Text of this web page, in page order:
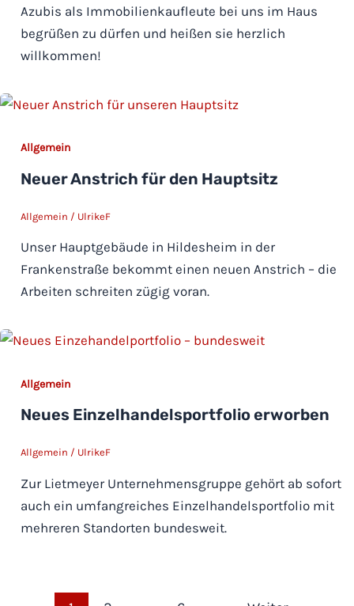
Azubis als Immobilienkaufleute bei uns im Haus
begrüßen zu dürfen und heißen sie herzlich
willkommen!
Allgemein
Neuer Anstrich für den Hauptsitz
Allgemein / UlrikeF
Unser Hauptgebäude in Hildesheim in der
Frankenstraße bekommt einen neuen Anstrich – die
Arbeiten schreiten zügig voran.
Allgemein
Neues Einzelhandelsportfolio erworben
Allgemein / UlrikeF
Zur Lietmeyer Unternehmensgruppe gehört ab sofort
auch ein umfangreiches Einzelhandelsportfolio mit
mehreren Standorten bundesweit.